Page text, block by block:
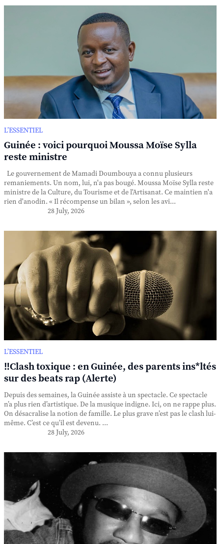
L’ESSENTIEL
Guinée : voici pourquoi Moussa Moïse Sylla
reste ministre
Le gouvernement de Mamadi Doumbouya a connu plusieurs
remaniements. Un nom, lui, n'a pas bougé. Moussa Moïse Sylla reste
ministre de la Culture, du Tourisme et de l'Artisanat. Ce maintien n'a
rien d'anodin. « Il récompense un bilan », selon les avi...
28 July, 2026
L’ESSENTIEL
‼️Clash toxique : en Guinée, des parents ins*ltés
sur des beats rap (Alerte)
Depuis des semaines, la Guinée assiste à un spectacle. Ce spectacle
n’a plus rien d’artistique. De la musique indigne. Ici, on ne rappe plus.
On désacralise la notion de famille. Le plus grave n’est pas le clash lui-
même. C’est ce qu’il est devenu. ...
28 July, 2026